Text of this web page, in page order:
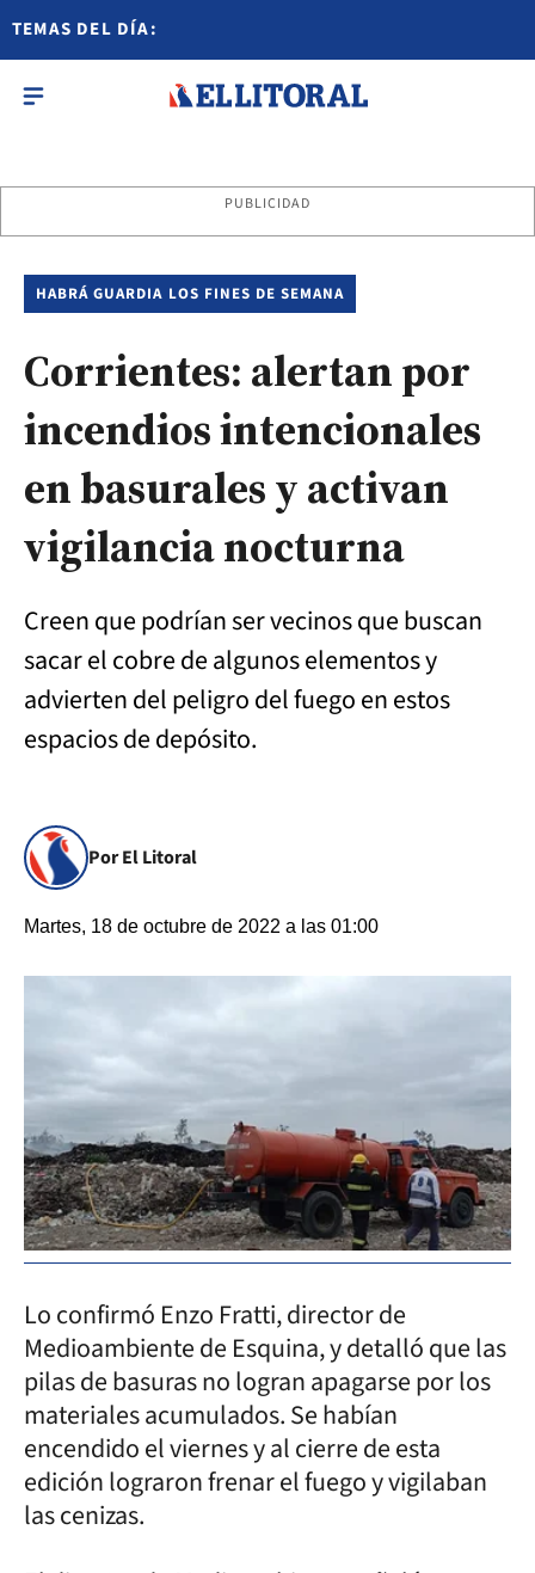
TEMAS DEL DÍA:
PUBLICIDAD
HABRÁ GUARDIA LOS FINES DE SEMANA
Corrientes: alertan por
incendios intencionales
en basurales y activan
vigilancia nocturna
Creen que podrían ser vecinos que buscan
sacar el cobre de algunos elementos y
advierten del peligro del fuego en estos
espacios de depósito.
Por El Litoral
Martes, 18 de octubre de 2022 a las 01:00
Lo confirmó Enzo Fratti, director de
Medioambiente de Esquina, y detalló que las
pilas de basuras no logran apagarse por los
materiales acumulados. Se habían
encendido el viernes y al cierre de esta
edición lograron frenar el fuego y vigilaban
las cenizas.